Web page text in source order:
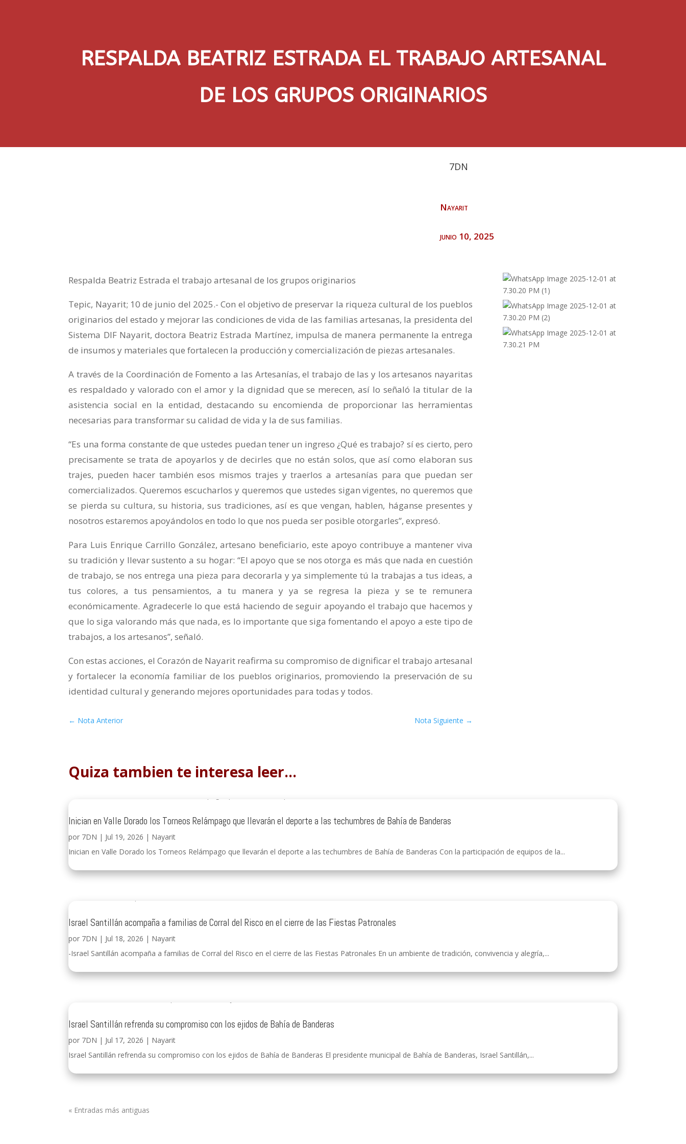
RESPALDA BEATRIZ ESTRADA EL TRABAJO ARTESANAL
DE LOS GRUPOS ORIGINARIOS
7DN
Nayarit
junio 10, 2025
Respalda Beatriz Estrada el trabajo artesanal de los grupos originarios
Tepic, Nayarit; 10 de junio del 2025.- Con el objetivo de preservar la riqueza cultural de los pueblos
originarios del estado y mejorar las condiciones de vida de las familias artesanas, la presidenta del
Sistema DIF Nayarit, doctora Beatriz Estrada Martínez, impulsa de manera permanente la entrega
de insumos y materiales que fortalecen la producción y comercialización de piezas artesanales.
A través de la Coordinación de Fomento a las Artesanías, el trabajo de las y los artesanos nayaritas
es respaldado y valorado con el amor y la dignidad que se merecen, así lo señaló la titular de la
asistencia social en la entidad, destacando su encomienda de proporcionar las herramientas
necesarias para transformar su calidad de vida y la de sus familias.
“Es una forma constante de que ustedes puedan tener un ingreso ¿Qué es trabajo? sí es cierto, pero
precisamente se trata de apoyarlos y de decirles que no están solos, que así como elaboran sus
trajes, pueden hacer también esos mismos trajes y traerlos a artesanías para que puedan ser
comercializados. Queremos escucharlos y queremos que ustedes sigan vigentes, no queremos que
se pierda su cultura, su historia, sus tradiciones, así es que vengan, hablen, háganse presentes y
nosotros estaremos apoyándolos en todo lo que nos pueda ser posible otorgarles”, expresó.
Para Luis Enrique Carrillo González, artesano beneficiario, este apoyo contribuye a mantener viva
su tradición y llevar sustento a su hogar: “El apoyo que se nos otorga es más que nada en cuestión
de trabajo, se nos entrega una pieza para decorarla y ya simplemente tú la trabajas a tus ideas, a
tus colores, a tus pensamientos, a tu manera y ya se regresa la pieza y se te remunera
económicamente. Agradecerle lo que está haciendo de seguir apoyando el trabajo que hacemos y
que lo siga valorando más que nada, es lo importante que siga fomentando el apoyo a este tipo de
trabajos, a los artesanos”, señaló.
Con estas acciones, el Corazón de Nayarit reafirma su compromiso de dignificar el trabajo artesanal
y fortalecer la economía familiar de los pueblos originarios, promoviendo la preservación de su
identidad cultural y generando mejores oportunidades para todas y todos.
← Nota Anterior Nota Siguiente →
Quiza tambien te interesa leer…
Inician en Valle Dorado los Torneos Relámpago que llevarán el deporte a las techumbres de Bahía de Banderas
por 7DN | Jul 19, 2026 | Nayarit
Inician en Valle Dorado los Torneos Relámpago que llevarán el deporte a las techumbres de Bahía de Banderas Con la participación de equipos de la...
Israel Santillán acompaña a familias de Corral del Risco en el cierre de las Fiestas Patronales
por 7DN | Jul 18, 2026 | Nayarit
-Israel Santillán acompaña a familias de Corral del Risco en el cierre de las Fiestas Patronales En un ambiente de tradición, convivencia y alegría,...
Israel Santillán refrenda su compromiso con los ejidos de Bahía de Banderas
por 7DN | Jul 17, 2026 | Nayarit
Israel Santillán refrenda su compromiso con los ejidos de Bahía de Banderas El presidente municipal de Bahía de Banderas, Israel Santillán,...
« Entradas más antiguas